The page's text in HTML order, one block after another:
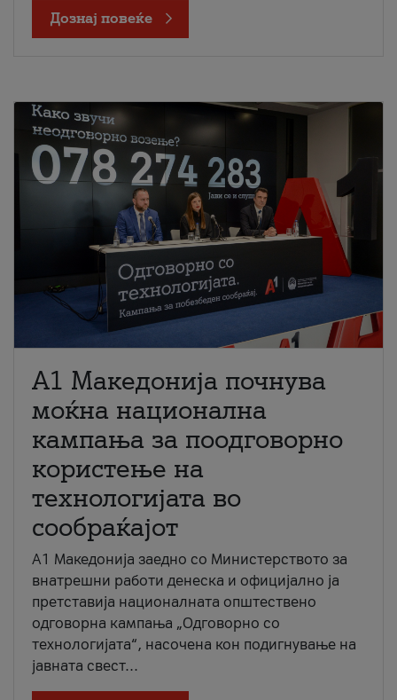
Дознај повеќе
A1 Македонија почнува
моќна национална
кампања за поодговорно
користење на
технологијата во
сообраќајот
A1 Македонија заедно со Министерството за
внатрешни работи денеска и официјално ја
претставија националната општествено
одговорна кампања „Одговорно со
технологијата“, насочена кон подигнување на
јавната свест...